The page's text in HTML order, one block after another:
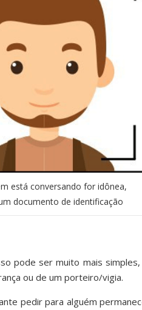
está conversando for idônea,
documento de identificação
pode ser muito mais
ou de um porteiro/vigia.
pedir para alguém